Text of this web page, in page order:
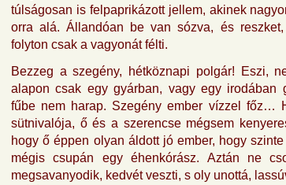
túlságosan is felpaprikázott jellem, akinek
orra alá. Állandóan be van sózva, és
folyton csak a vagyonát félti.
Bezzeg a szegény, hétköznapi polgár! Eszi,
alapon csak egy gyárban, vagy egy irodában
fűbe nem harap. Szegény ember vízzel főz…
sütnivalója, ő és a szerencse mégsem
hogy ő éppen olyan áldott jó ember, hogy
mégis csupán egy éhenkórász. Aztán ne
megsavanyodik, kedvét veszti, s oly unottá,